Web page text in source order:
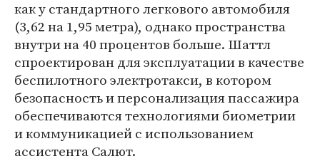
как у стандартного легкового автомобиля
(3,62 на 1,95 метра), однако пространства
внутри на 40 процентов больше. Шаттл
спроектирован для эксплуатации в качестве
беспилотного электротакси, в котором
безопасность и персонализация пассажира
обеспечиваются технологиями биометрии
и коммуникацией с использованием
ассистента Салют.